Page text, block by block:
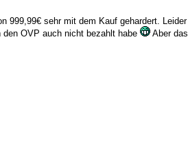
999,99€ sehr mit dem Kauf gehardert.
den OVP auch nicht bezahlt habe Aber